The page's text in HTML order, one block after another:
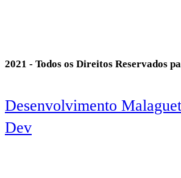
2021 - Todos os Direitos Reservados
Desenvolvimento
Dev